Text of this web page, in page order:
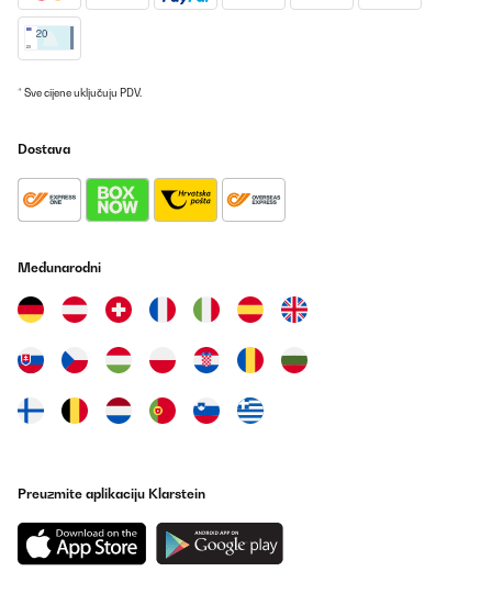
* Sve cijene uključuju PDV.
Dostava
Međunarodni
Preuzmite aplikaciju Klarstein